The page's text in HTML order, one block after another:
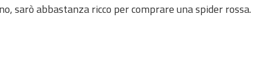
sarò abbastanza ricco per comprare una spider rossa.